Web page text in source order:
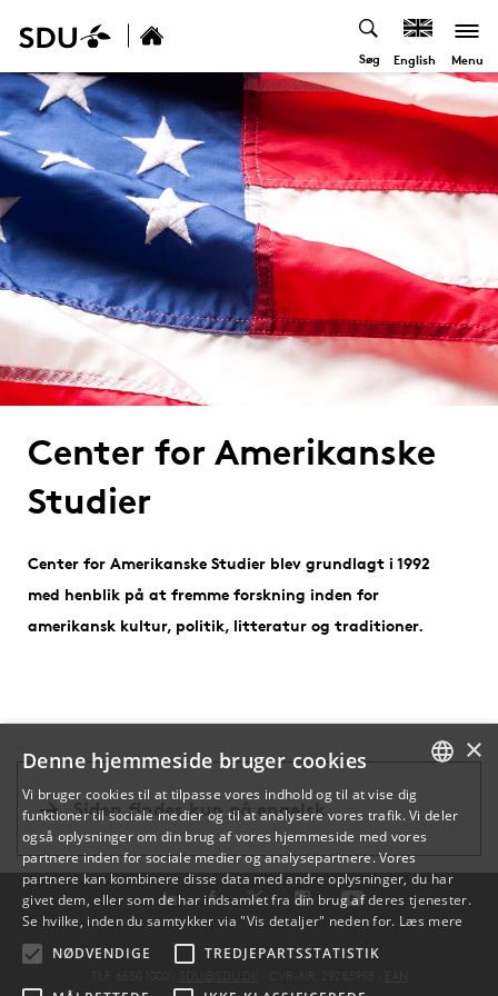
Søg English Menu
Center for Amerikanske
Studier
Center for Amerikanske Studier blev grundlagt i 1992
med henblik på at fremme forskning inden for
amerikansk kultur, politik, litteratur og traditioner.
Siden findes kun på engelsk DANISH
DANISH
×
Denne hjemmeside bruger cookies
Vi bruger cookies til at tilpasse vores indhold og til at vise dig
funktioner til sociale medier og til at analysere vores trafik. Vi deler
også oplysninger om din brug af vores hjemmeside med vores
partnere inden for sociale medier og analysepartnere. Vores
partnere kan kombinere disse data med andre oplysninger, du har
givet dem, eller som de har indsamlet fra din brug af deres tjenester.
Se hvilke, inden du samtykker via "Vis detaljer" neden for. Læs mere
NØDVENDIGE
TREDJEPARTSSTATISTIK